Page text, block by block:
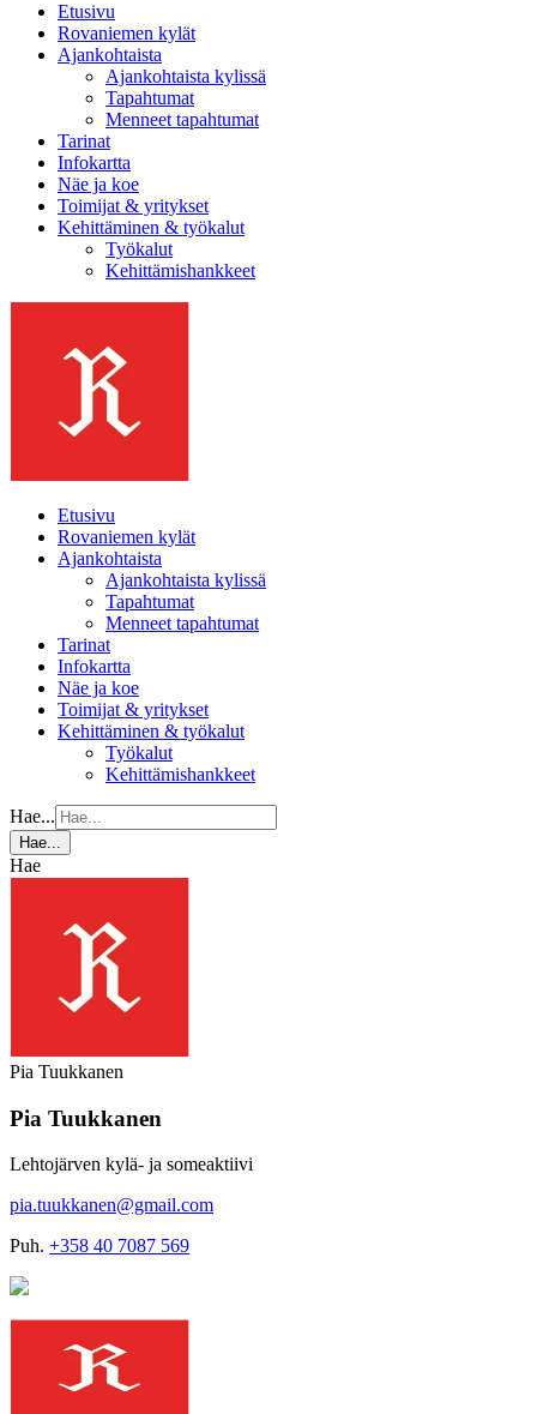
Etusivu
Rovaniemen kylät
Ajankohtaista
Ajankohtaista kylissä
Tapahtumat
Menneet tapahtumat
Tarinat
Infokartta
Näe ja koe
Toimijat & yritykset
Kehittäminen & työkalut
Työkalut
Kehittämishankkeet
Etusivu
Rovaniemen kylät
Ajankohtaista
Ajankohtaista kylissä
Tapahtumat
Menneet tapahtumat
Tarinat
Infokartta
Näe ja koe
Toimijat & yritykset
Kehittäminen & työkalut
Työkalut
Kehittämishankkeet
Hae...
Hae...
Hae
Pia Tuukkanen
Pia Tuukkanen
Lehtojärven kylä- ja someaktiivi
pia.tuukkanen@gmail.com
Puh. +358 40 7087 569